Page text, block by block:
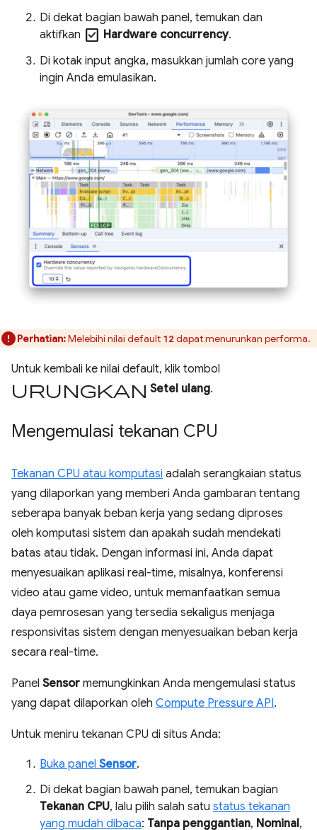
Di dekat bagian bawah panel, temukan dan
aktifkan check_box Hardware concurrency.
Di kotak input angka, masukkan jumlah core yang
ingin Anda emulasikan.
Perhatian:Melebihi nilai default 12dapat menurunkan performa.
Untuk kembali ke nilai default, klik tombol
urungkan Setel ulang.
Mengemulasi tekanan CPU
Tekanan CPU atau komputasi adalah serangkaian status
yang dilaporkan yang memberi Anda gambaran tentang
seberapa banyak beban kerja yang sedang diproses
oleh komputasi sistem dan apakah sudah mendekati
batas atau tidak. Dengan informasi ini, Anda dapat
menyesuaikan aplikasi real-time, misalnya, konferensi
video atau game video, untuk memanfaatkan semua
daya pemrosesan yang tersedia sekaligus menjaga
responsivitas sistem dengan menyesuaikan beban kerja
secara real-time.
Panel Sensor memungkinkan Anda mengemulasi status
yang dapat dilaporkan oleh Compute Pressure API.
Untuk meniru tekanan CPU di situs Anda:
Buka panel Sensor.
Di dekat bagian bawah panel, temukan bagian
Tekanan CPU, lalu pilih salah satu status tekanan
yang mudah dibaca: Tanpa penggantian, Nominal,